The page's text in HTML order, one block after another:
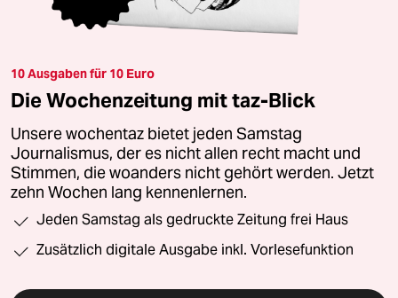
10 Ausgaben für 10 Euro
Die Wochenzeitung mit taz-Blick
Unsere wochentaz bietet jeden Samstag
Journalismus, der es nicht allen recht macht und
Stimmen, die woanders nicht gehört werden. Jetzt
zehn Wochen lang kennenlernen.
Jeden Samstag als gedruckte Zeitung frei Haus
Zusätzlich digitale Ausgabe inkl. Vorlesefunktion